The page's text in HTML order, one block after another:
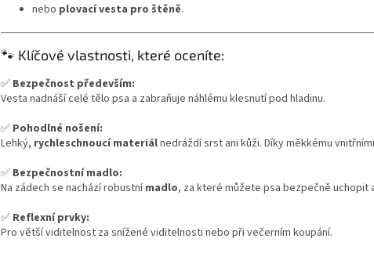
nebo plovací vesta pro štěně.
🐾 Klíčové vlastnosti, které oceníte:
✅ Bezpečnost především:
Vesta nadnáší celé tělo psa a zabraňuje náhlému klesnutí pod hladinu.
✅ Pohodlné nošení:
Lehký, rychleschnoucí materiálnedráždí srst ani kůži. Díky měkkému
✅ Bezpečnostní madlo:
Na zádech se nachází robustnímadlo, za které můžete psa bezpečně uchopit
✅ Reflexní prvky:
Pro větší viditelnost za snížené viditelnosti nebo při večerním koupání.